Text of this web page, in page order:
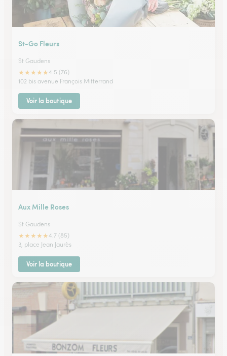
St-Go Fleurs
St Gaudens
★★★★★4.5 (76)
102 bis avenue François Mitterrand
Voir la boutique
Aux Mille Roses
St Gaudens
★★★★★4.7 (85)
3, place Jean Jaurès
Voir la boutique